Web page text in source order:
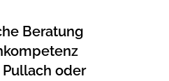
Beratung
oder